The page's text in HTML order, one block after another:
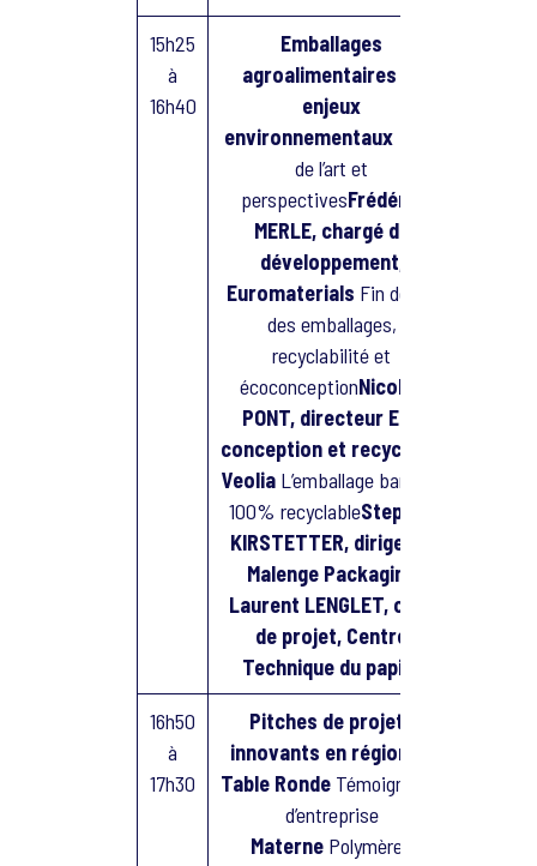
15h25
à
16h40
Emballages
agroalimentaires et
enjeux
environnementaux
de l’art et
perspectivesFrédéric
MERLE, chargé de
développement,
Euromaterials Fin de vie
des emballages,
recyclabilité et
écoconceptionNicolas
PONT, directeur Eco
conception et recyclage,
Veolia L’emballage barrière
100% recyclableStephan
KIRSTETTER, dirigeant
Malenge Packaging
Laurent LENGLET, chef
de projet, Centre
Technique du papier
16h50
à
17h30
Pitches de projets
innovants en région et
Table RondeTémoignages
d’entreprise
Materne Polymères